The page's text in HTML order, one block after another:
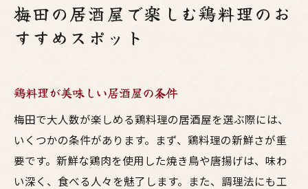
梅田の居酒屋で楽しむ鶏料理のお
すすめスポット
鶏料理が美味しい居酒屋の条件
梅田で大人数が楽しめる鶏料理の居酒屋を選ぶ際には、
いくつかの条件があります。まず、鶏料理の新鮮さが重
要です。新鮮な鶏肉を使用した焼き鳥や唐揚げは、味わ
い深く、食べる人々を魅了します。また、調理法にも工